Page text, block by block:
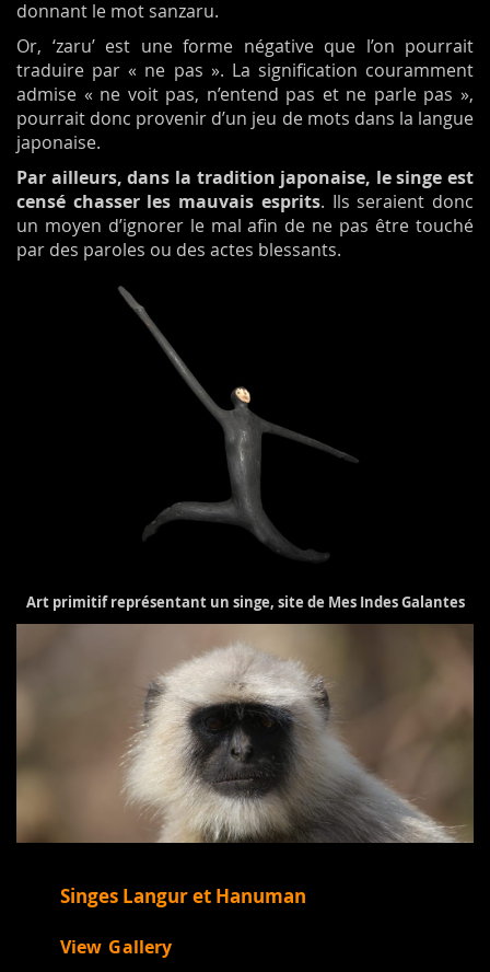
donnant le mot sanzaru.
Or, ‘zaru’ est une forme négative que l’on pourrait
traduire par « ne pas ». La signification couramment
admise « ne voit pas, n’entend pas et ne parle pas »,
pourrait donc provenir d’un jeu de mots dans la langue
japonaise.
Par ailleurs, dans la tradition japonaise, le singe est
censé chasser les mauvais esprits. Ils seraient donc
un moyen d’ignorer le mal afin de ne pas être touché
par des paroles ou des actes blessants.
Art primitif représentant un singe, site de Mes Indes Galantes
Singes Langur et Hanuman
View Gallery